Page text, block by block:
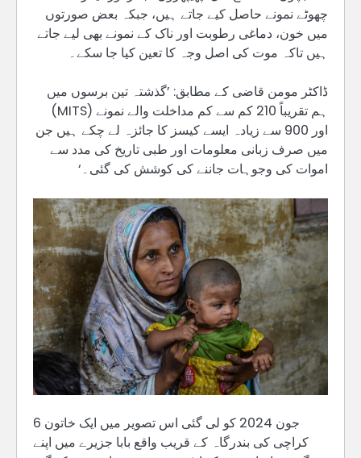
چھوٹے نمونے حاصل کیے جاتے ہیں، جبکہ بعض صورتوں
میں خون، دماغی رطوبت اور ناک کے نمونے بھی لیے جاتے
ہیں تاکہ موت کی اصل وجہ کا تعین کیا جا سکے۔
ڈاکٹر مومن قاضی کے مطابق: ’گذشتہ تین برسوں میں
ہم تقریباً 210 کم سے کم مداخلت والے نمونے (MITS)
اور 900 سے زیادہ ایسے کیسز کا جائزہ لے چکے ہیں جن
میں صرف زبانی معلومات اور طبی تاریخ کی مدد سے
اموات کی وجوہات جاننے کی کوشش کی گئی۔‘
6 جون 2024 کو لی گئی اس تصویر میں ایک خاتون
کراچی کی بندرگاہ کے قریب واقع بابا جزیرے میں اپنے